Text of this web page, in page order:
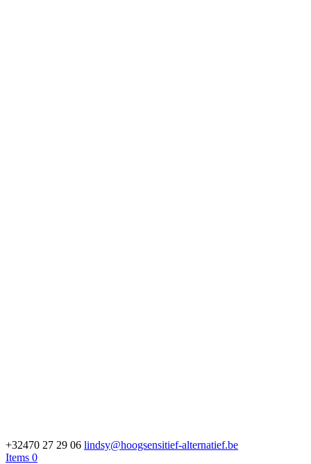
+32470 27 29 06 lindsy@hoogsensitief-alternatief.be
Items 0